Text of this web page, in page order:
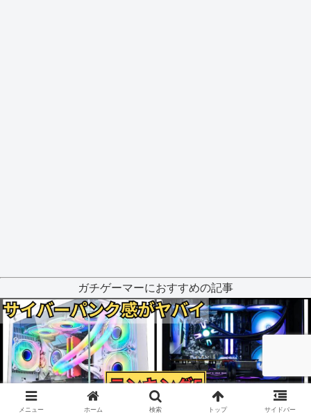
ガチゲーマーにおすすめの記事
メニュー ホーム 検索 トップ サイドバー